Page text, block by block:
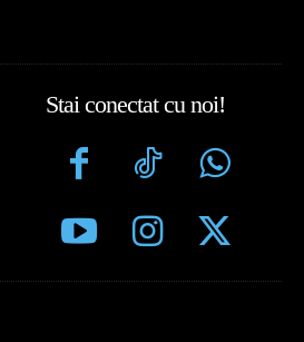
Stai conectat cu noi!